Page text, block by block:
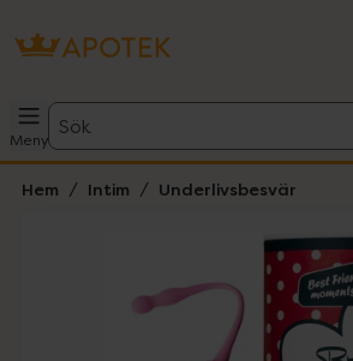
Meny
Sök
Hem Intim Underlivsbesvär
Lista: . Innehåller 1 objekt.